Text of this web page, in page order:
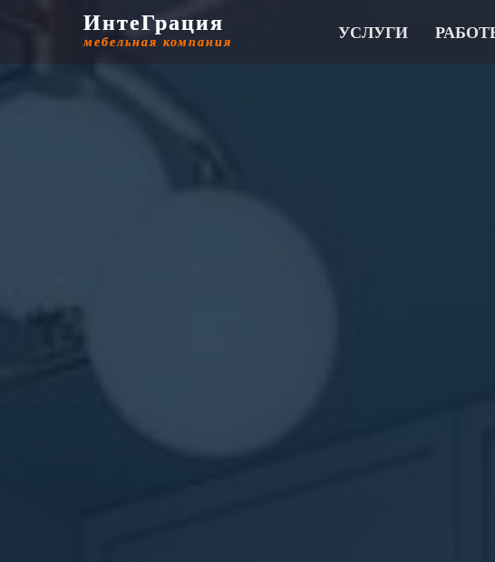
ИнтеГрация
мебельная компания УСЛУГИ
ИнтеГрация
мебельная компания